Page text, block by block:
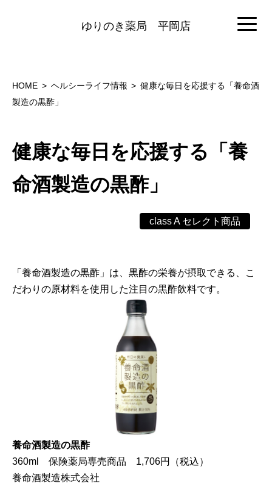
ゆりのき薬局 平岡店
HOME ヘルシーライフ情報
健康な毎日を応援する「養命酒
製造の黒酢」
健康な毎日を応援する「養
命酒製造の黒酢」
class A セレクト商品
「養命酒製造の黒酢」は、黒酢の栄養が摂取できる、こ
だわりの原材料を使用した注目の黒酢飲料です。
養命酒製造の黒酢
360ml 保険薬局専売商品 1,706円（税込）
養命酒製造株式会社